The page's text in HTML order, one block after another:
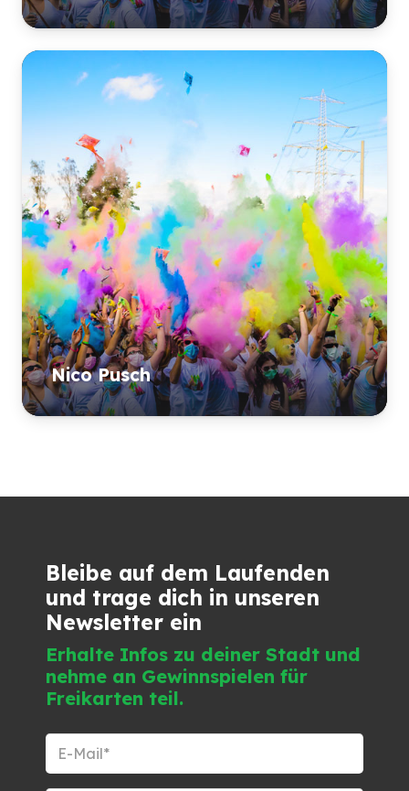
Nico Pusch
Bleibe auf dem Laufenden
und trage dich in unseren
Newsletter ein
Erhalte Infos zu deiner Stadt und
nehme an Gewinnspielen für
Freikarten teil.